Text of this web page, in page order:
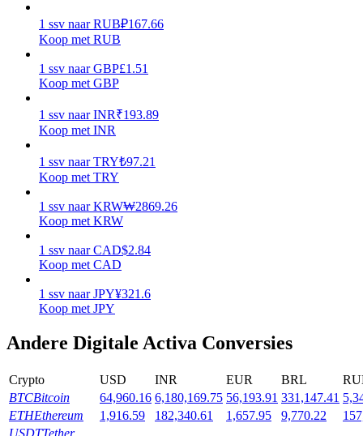
Hoog rendement en directe toegang
Launchpool
1 ssv naar RUB₽167.66
Koop met RUB
1 ssv naar GBP£1.51
Koop met GBP
1 ssv naar INR₹193.89
Koop met INR
1 ssv naar TRY₺97.21
Koop met TRY
1 ssv naar KRW₩2869.26
Koop met KRW
1 ssv naar CAD$2.84
Koop met CAD
1 ssv naar JPY¥321.6
Koop met JPY
Andere Digitale Activa Conversies
Crypto USD INR EUR BRL
BTCBitcoin 64,960.16 6,180,169.75 56,193.91 331,147.41
ETHEthereum 1,916.59 182,340.61 1,657.95 9,770.22
USDTTether